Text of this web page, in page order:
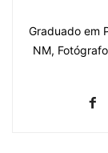
Graduado em
NM,